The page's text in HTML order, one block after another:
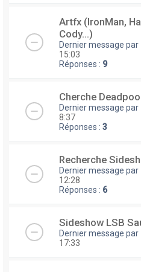
Artfx (IronMan,
Cody...)
Dernier message par
15:03
Réponses : 9
Cherche
Dernier message par
8:37
Réponses : 3
Recherche
Dernier message par
12:28
Réponses : 6
Sideshow LSB
Dernier message par
17:33